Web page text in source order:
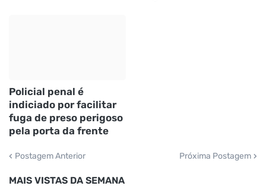
Policial penal é
indiciado por facilitar
fuga de preso perigoso
pela porta da frente
Postagem Anterior Próxima Postagem
MAIS VISTAS DA SEMANA